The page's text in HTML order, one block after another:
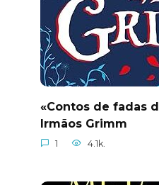
«Contos de fadas
Irmãos Grimm
1 4.1k.